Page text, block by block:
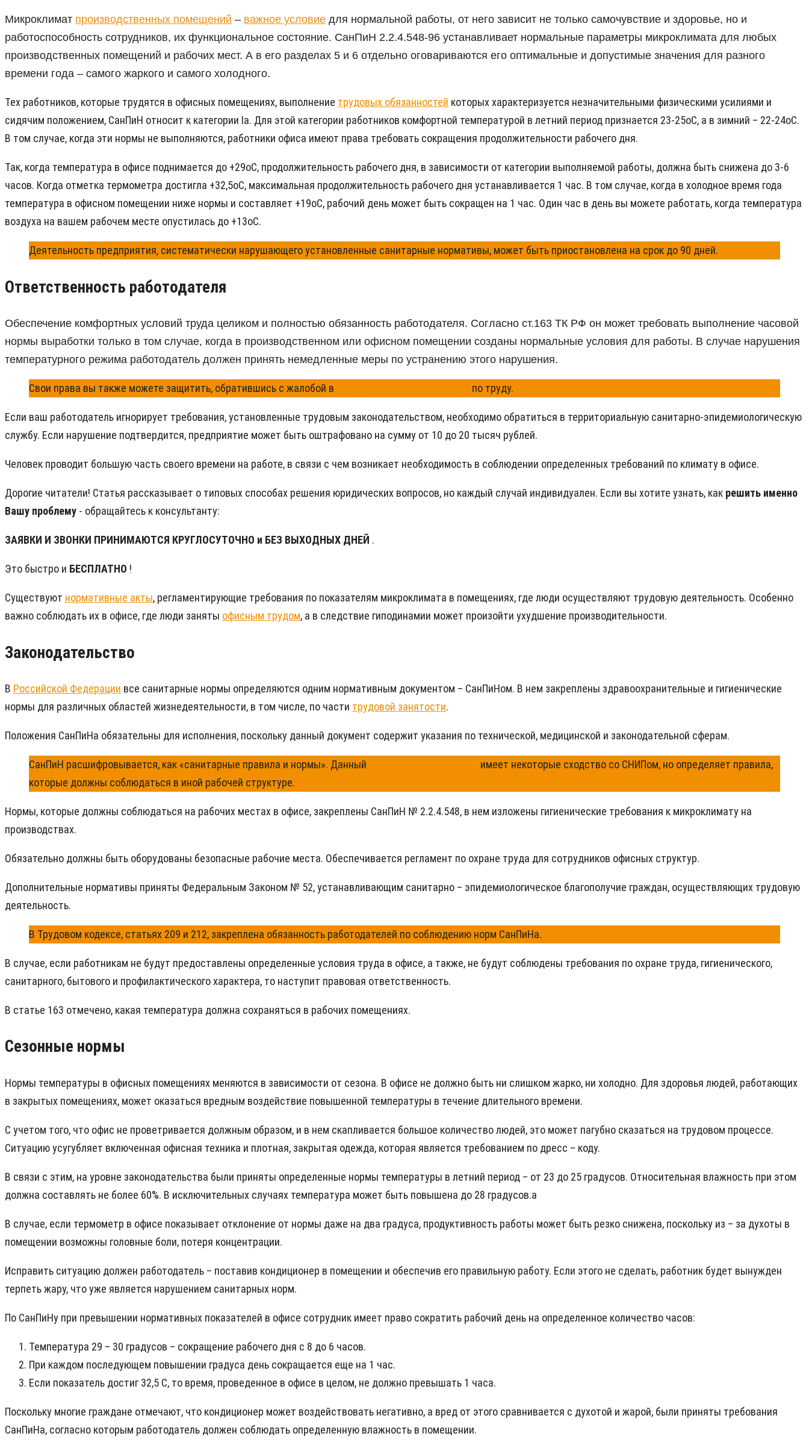
Микроклимат производственных помещений – важное условие для нормальной работы, от него зависит не только самочувствие и здоровье, но и
работоспособность сотрудников, их функциональное состояние. СанПиН 2.2.4.548-96 устанавливает нормальные параметры микроклимата для любых
производственных помещений и рабочих мест. А в его разделах 5 и 6 отдельно оговариваются его оптимальные и допустимые значения для разного
времени года – самого жаркого и самого холодного.
Тех работников, которые трудятся в офисных помещениях, выполнение трудовых обязанностей которых характеризуется незначительными физическими усилиями и
сидячим положением, СанПиН относит к категории Ia. Для этой категории работников комфортной температурой в летний период признается 23-25оС, а в зимний – 22-24оС.
В том случае, когда эти нормы не выполняются, работники офиса имеют права требовать сокращения продолжительности рабочего дня.
Так, когда температура в офисе поднимается до +29оС, продолжительность рабочего дня, в зависимости от категории выполняемой работы, должна быть снижена до 3-6
часов. Когда отметка термометра достигла +32,5оС, максимальная продолжительность рабочего дня устанавливается 1 час. В том случае, когда в холодное время года
температура в офисном помещении ниже нормы и составляет +19оС, рабочий день может быть сокращен на 1 час. Один час в день вы можете работать, когда температура
воздуха на вашем рабочем месте опустилась до +13оС.
Деятельность предприятия, систематически нарушающего установленные санитарные нормативы, может быть приостановлена на срок до 90 дней.
Ответственность работодателя
Обеспечение комфортных условий труда целиком и полностью обязанность работодателя. Согласно ст.163 ТК РФ он может требовать выполнение часовой
нормы выработки только в том случае, когда в производственном или офисном помещении созданы нормальные условия для работы. В случае нарушения
температурного режима работодатель должен принять немедленные меры по устранению этого нарушения.
Свои права вы также можете защитить, обратившись с жалобой в по труду.
Если ваш работодатель игнорирует требования, установленные трудовым законодательством, необходимо обратиться в территориальную санитарно-эпидемиологическую
службу. Если нарушение подтвердится, предприятие может быть оштрафовано на сумму от 10 до 20 тысяч рублей.
Человек проводит большую часть своего времени на работе, в связи с чем возникает необходимость в соблюдении определенных требований по климату в офисе.
Дорогие читатели! Статья рассказывает о типовых способах решения юридических вопросов, но каждый случай индивидуален. Если вы хотите узнать, как решить именно
Вашу проблему - обращайтесь к консультанту:
ЗАЯВКИ И ЗВОНКИ ПРИНИМАЮТСЯ КРУГЛОСУТОЧНО и БЕЗ ВЫХОДНЫХ ДНЕЙ .
Это быстро и БЕСПЛАТНО !
Существуют нормативные акты, регламентирующие требования по показателям микроклимата в помещениях, где люди осуществляют трудовую деятельность. Особенно
важно соблюдать их в офисе, где люди заняты офисным трудом, а в следствие гиподинамии может произойти ухудшение производительности.
Законодательство
В Российской Федерации все санитарные нормы определяются одним нормативным документом – СанПиНом. В нем закреплены здравоохранительные и гигиенические
нормы для различных областей жизнедеятельности, в том числе, по части трудовой занятости.
Положения СанПиНа обязательны для исполнения, поскольку данный документ содержит указания по технической, медицинской и законодательной сферам.
СанПиН расшифровывается, как «санитарные правила и нормы». Данный
имеет некоторые сходство со СНИПом, но определяет правила,
которые должны соблюдаться в иной рабочей структуре.
Нормы, которые должны соблюдаться на рабочих местах в офисе, закреплены СанПиН № 2.2.4.548, в нем изложены гигиенические требования к микроклимату на
производствах.
Обязательно должны быть оборудованы безопасные рабочие места. Обеспечивается регламент по охране труда для сотрудников офисных структур.
Дополнительные нормативы приняты Федеральным Законом № 52, устанавливающим санитарно – эпидемиологическое благополучие граждан, осуществляющих трудовую
деятельность.
В Трудовом кодексе, статьях 209 и 212, закреплена обязанность работодателей по соблюдению норм СанПиНа.
В случае, если работникам не будут предоставлены определенные условия труда в офисе, а также, не будут соблюдены требования по охране труда, гигиенического,
санитарного, бытового и профилактического характера, то наступит правовая ответственность.
В статье 163 отмечено, какая температура должна сохраняться в рабочих помещениях.
Сезонные нормы
Нормы температуры в офисных помещениях меняются в зависимости от сезона. В офисе не должно быть ни слишком жарко, ни холодно. Для здоровья людей, работающих
в закрытых помещениях, может оказаться вредным воздействие повышенной температуры в течение длительного времени.
С учетом того, что офис не проветривается должным образом, и в нем скапливается большое количество людей, это может пагубно сказаться на трудовом процессе.
Ситуацию усугубляет включенная офисная техника и плотная, закрытая одежда, которая является требованием по дресс – коду.
В связи с этим, на уровне законодательства были приняты определенные нормы температуры в летний период – от 23 до 25 градусов. Относительная влажность при этом
должна составлять не более 60%. В исключительных случаях температура может быть повышена до 28 градусов.а
В случае, если термометр в офисе показывает отклонение от нормы даже на два градуса, продуктивность работы может быть резко снижена, поскольку из – за духоты в
помещении возможны головные боли, потеря концентрации.
Исправить ситуацию должен работодатель – поставив кондиционер в помещении и обеспечив его правильную работу. Если этого не сделать, работник будет вынужден
терпеть жару, что уже является нарушением санитарных норм.
По СанПиНу при превышении нормативных показателей в офисе сотрудник имеет право сократить рабочий день на определенное количество часов:
Температура 29 – 30 градусов – сокращение рабочего дня с 8 до 6 часов.
При каждом последующем повышении градуса день сокращается еще на 1 час.
Если показатель достиг 32,5 С, то время, проведенное в офисе в целом, не должно превышать 1 часа.
Поскольку многие граждане отмечают, что кондиционер может воздействовать негативно, а вред от этого сравнивается с духотой и жарой, были приняты требования
СанПиНа, согласно которым работодатель должен соблюдать определенную влажность в помещении.